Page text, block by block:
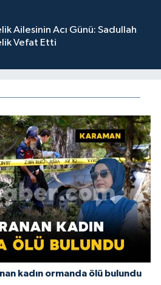
Ailesinin Acı Günü: Sadullah
Vefat Etti
kadın ormanda ölü bulundu